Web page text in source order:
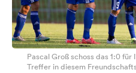
Pascal Groß schoss das 1:0
Treffer in diesem